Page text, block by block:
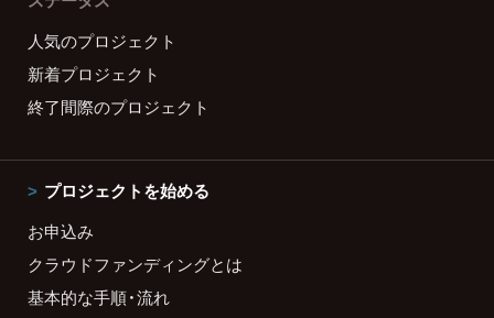
人気のプロジェクト
新着プロジェクト
終了間際のプロジェクト
プロジェクトを始める
お申込み
クラウドファンディングとは
基本的な手順・流れ